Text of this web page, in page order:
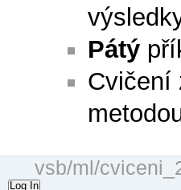
Pátý
Cvičení
vsb/ml/
Log In